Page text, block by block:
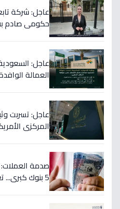
عاجل: شركة
عاجل:
العمالة
عاجل: تسربت
المركزي
صدمة
5 بنوك